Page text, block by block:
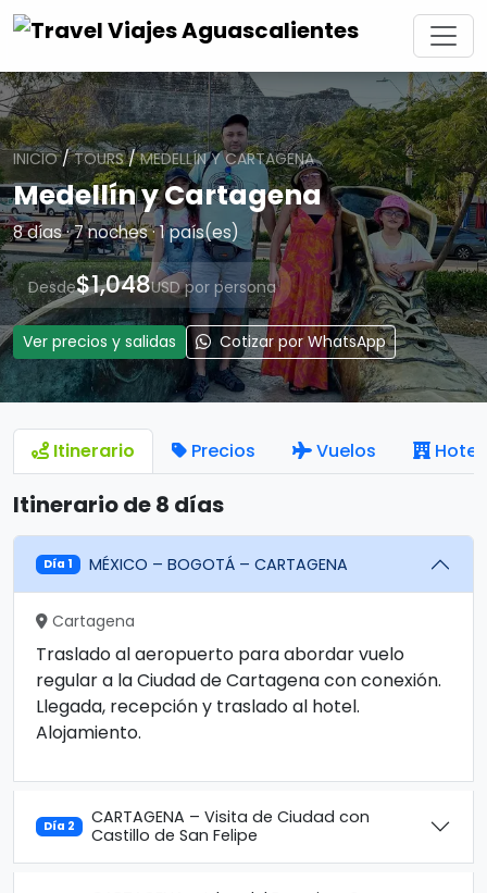
INICIO/TOURS/MEDELLÍN Y CARTAGENA
Medellín y Cartagena
8 días · 7 noches · 1 país(es)
Desde$1,048USD por persona
Ver precios y salidas Cotizar por WhatsApp
Itinerario Precios Vuelos
Itinerario de 8 días
Día 1 MÉXICO – BOGOTÁ – CARTAGENA
Cartagena
Traslado al aeropuerto para abordar vuelo
regular a la Ciudad de Cartagena con conexión.
Llegada, recepción y traslado al hotel.
Alojamiento.
Día 2
CARTAGENA – Visita de Ciudad con
Castillo de San Felipe